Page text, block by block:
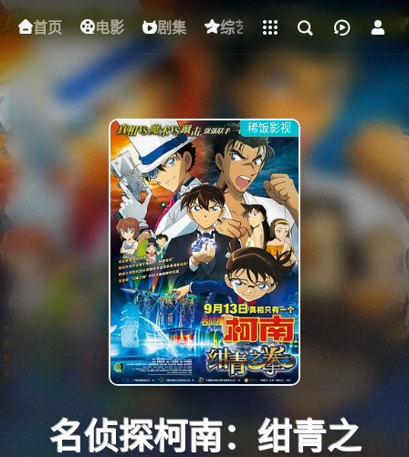
首页 电影 剧集 综艺 动漫 短剧
下载客户端
gt 0"}
稀饭影视
名侦探柯南：绀青之